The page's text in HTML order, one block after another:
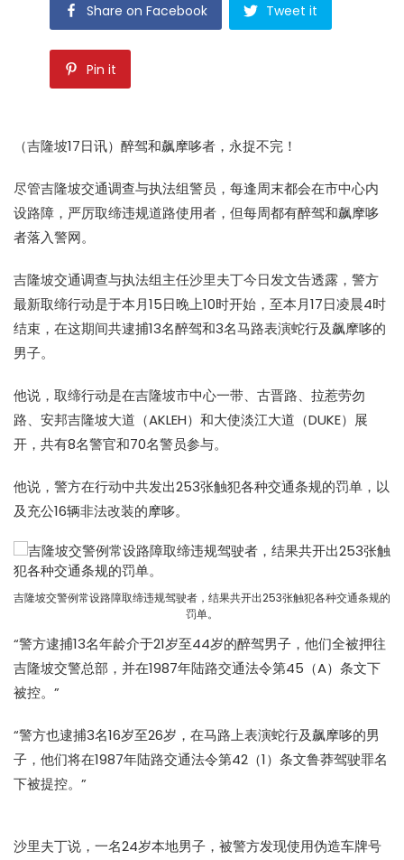
Share on Facebook Tweet it
Pin it
（吉隆坡17日讯）醉驾和飙摩哆者，永捉不完！
尽管吉隆坡交通调查与执法组警员，每逢周末都会在市中心内
设路障，严厉取缔违规道路使用者，但每周都有醉驾和飙摩哆
者落入警网。
吉隆坡交通调查与执法组主任沙里夫丁今日发文告透露，警方
最新取缔行动是于本月15日晚上10时开始，至本月17日凌晨4时
结束，在这期间共逮捕13名醉驾和3名马路表演蛇行及飙摩哆的
男子。
他说，取缔行动是在吉隆坡市中心一带、古晋路、拉惹劳勿
路、安邦吉隆坡大道（AKLEH）和大使淡江大道（DUKE）展
开，共有8名警官和70名警员参与。
他说，警方在行动中共发出253张触犯各种交通条规的罚单，以
及充公16辆非法改装的摩哆。
吉隆坡交警例常设路障取缔违规驾驶者，结果共开出253张触犯各种交通条规的
罚单。
“警方逮捕13名年龄介于21岁至44岁的醉驾男子，他们全被押往
吉隆坡交警总部，并在1987年陆路交通法令第45（A）条文下
被控。”
“警方也逮捕3名16岁至26岁，在马路上表演蛇行及飙摩哆的男
子，他们将在1987年陆路交通法令第42（1）条文鲁莽驾驶罪名
下被提控。”
沙里夫丁说，一名24岁本地男子，被警方发现使用伪造车牌号